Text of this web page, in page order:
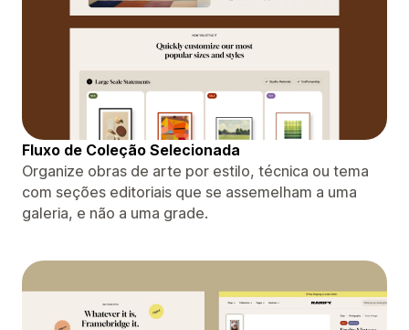
Fluxo de Coleção Selecionada
Organize obras de arte por estilo, técnica ou tema
com seções editoriais que se assemelham a uma
galeria, e não a uma grade.